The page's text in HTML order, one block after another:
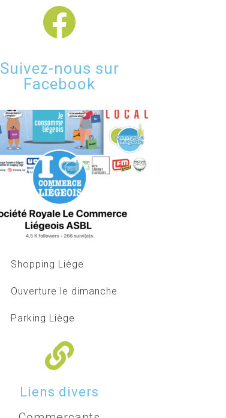
Suivez-nous sur
Facebook
Shopping Liège
Ouverture le dimanche
Parking Liège
Liens divers